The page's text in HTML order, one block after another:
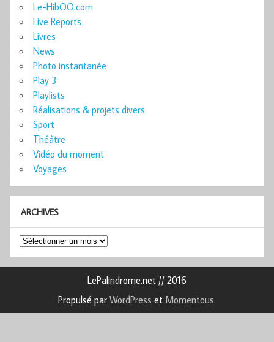
Le-HibOO.com
Live Reports
Livres
News
Photo instantanée
Play 3
Playlists
Réalisations & projets divers
Sport
Théâtre
Vidéo du moment
Voyages
ARCHIVES
Archives
LePalindrome.net // 2016
Propulsé par WordPress et Momentous.